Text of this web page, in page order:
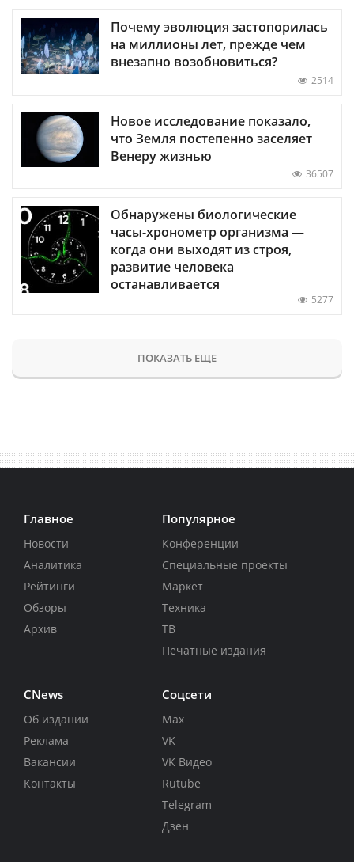
Почему эволюция застопорилась
на миллионы лет, прежде чем
внезапно возобновиться?
2514
Новое исследование показало,
что Земля постепенно заселяет
Венеру жизнью
36507
Обнаружены биологические
часы-хронометр организма —
когда они выходят из строя,
развитие человека
останавливается
5277
ПОКАЗАТЬ ЕЩЕ
Главное
Новости
Аналитика
Рейтинги
Обзоры
Архив
Популярное
Конференции
Специальные проекты
Маркет
Техника
ТВ
Печатные издания
CNews
Об издании
Реклама
Вакансии
Контакты
Соцсети
Max
VK
VK Видео
Rutube
Telegram
Дзен